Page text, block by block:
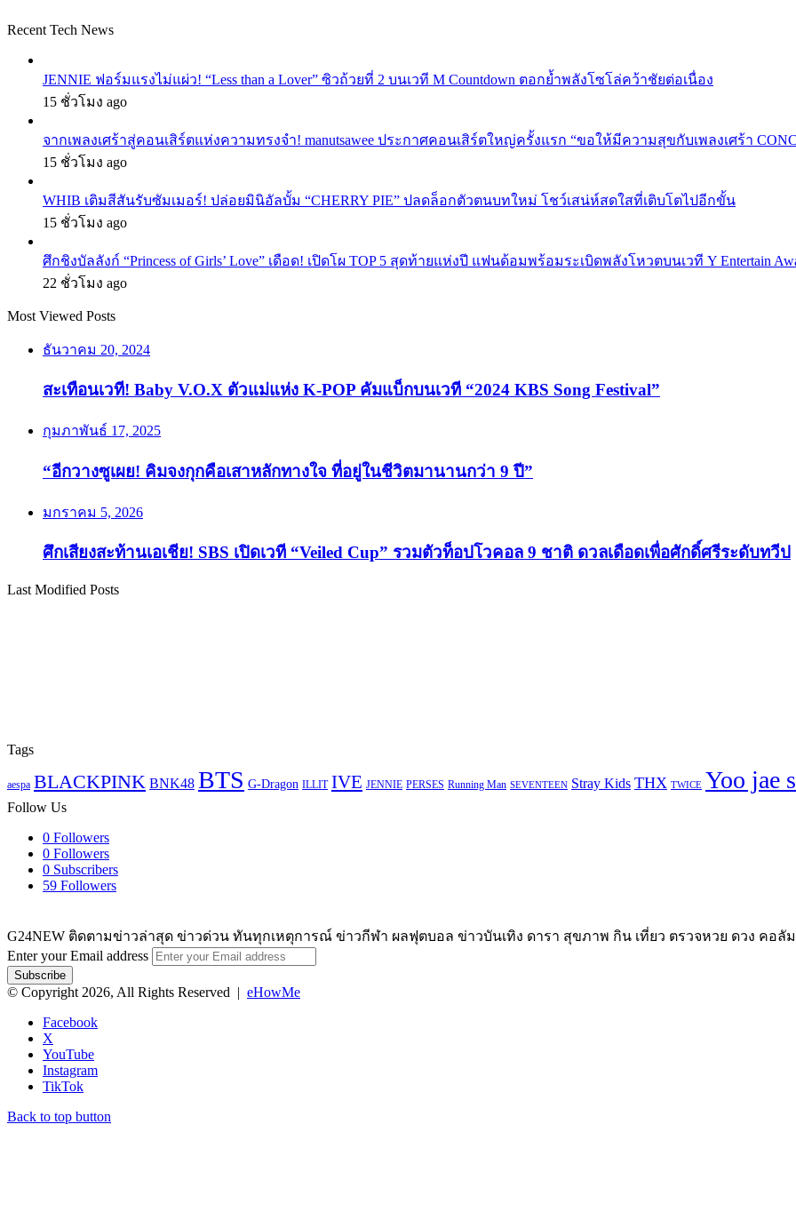
Recent Tech News
JENNIE ฟอร์มแรงไม่แผ่ว! “Less than a Lover” ซิวถ้วยที่ 2 บนเวที M Countdown ตอกย้ำพลังโซโล่คว้าชัยต่อเนื่อง
15 ชั่วโมง ago
จากเพลงเศร้าสู่คอนเสิร์ตแห่งความทรงจำ! manutsawee ประกาศคอนเสิร์ตใหญ่ครั้งแรก “ขอให้มีความสุขกับเพลงเศร้า
15 ชั่วโมง ago
WHIB เติมสีสันรับซัมเมอร์! ปล่อยมินิอัลบั้ม “CHERRY PIE” ปลดล็อกตัวตนบทใหม่ โชว์เสน่ห์สดใสที่เติบโตไปอีกขั้น
15 ชั่วโมง ago
ศึกชิงบัลลังก์ “Princess of Girls’ Love” เดือด! เปิดโผ TOP 5 สุดท้ายแห่งปี แฟนด้อมพร้อมระเบิดพลังโหวตบนเวที Y Entertain
22 ชั่วโมง ago
Most Viewed Posts
ธันวาคม 20, 2024
สะเทือนเวที! Baby V.O.X ตัวแม่แห่ง K-POP คัมแบ็กบนเวที “2024 KBS Song Festival”
กุมภาพันธ์ 17, 2025
“อีกวางซูเผย! คิมจงกุกคือเสาหลักทางใจ ที่อยู่ในชีวิตมานานกว่า 9 ปี”
มกราคม 5, 2026
ศึกเสียงสะท้านเอเชีย! SBS เปิดเวที “Veiled Cup” รวมตัวท็อปโวคอล 9 ชาติ ดวลเดือดเพื่อศักดิ์ศรีระดับทวีป
Last Modified Posts
Tags
aespa BLACKPINK BNK48 BTS G-Dragon ILLIT IVE JENNIE PERSES Running Man SEVENTEEN Stray Kids THX TWICE Yoo jae
Follow Us
0 Followers
0 Followers
0 Subscribers
59 Followers
G24NEW ติดตามข่าวล่าสุด ข่าวด่วน ทันทุกเหตุการณ์ ข่าวกีฬา ผลฟุตบอล ข่าวบันเทิง ดารา สุขภาพ กิน เที่ยว ตรวจหวย ดวง คอลัม
Enter your Email address
© Copyright 2026, All Rights Reserved | eHowMe
Facebook
X
YouTube
Instagram
TikTok
Back to top button